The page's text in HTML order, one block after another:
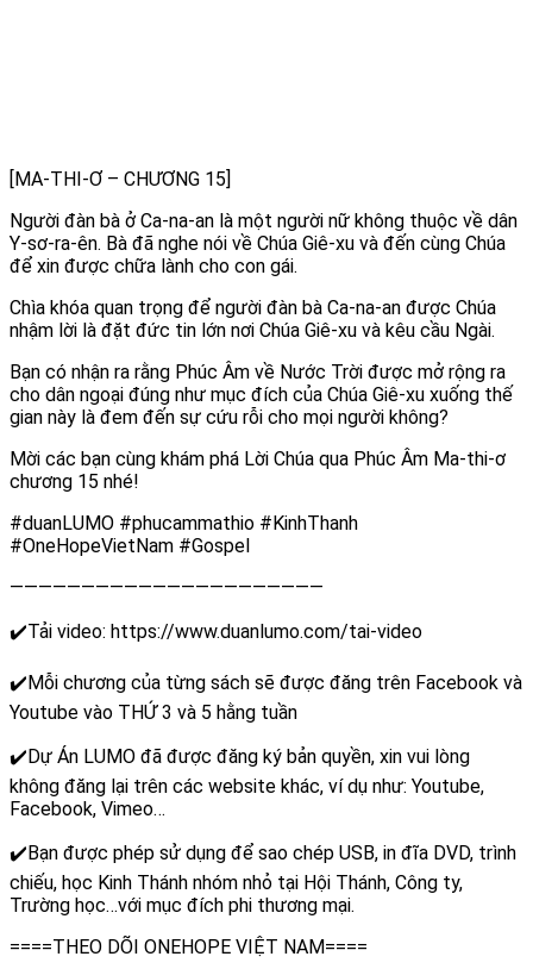
[MA-THI-Ơ – CHƯƠNG 15]
Người đàn bà ở Ca-na-an là một người nữ không thuộc về dân
Y-sơ-ra-ên. Bà đã nghe nói về Chúa Giê-xu và đến cùng Chúa
để xin được chữa lành cho con gái.
Chìa khóa quan trọng để người đàn bà Ca-na-an được Chúa
nhậm lời là đặt đức tin lớn nơi Chúa Giê-xu và kêu cầu Ngài.
Bạn có nhận ra rằng Phúc Âm về Nước Trời được mở rộng ra
cho dân ngoại đúng như mục đích của Chúa Giê-xu xuống thế
gian này là đem đến sự cứu rỗi cho mọi người không?
Mời các bạn cùng khám phá Lời Chúa qua Phúc Âm Ma-thi-ơ
chương 15 nhé!
#duanLUMO #phucammathio #KinhThanh
#OneHopeVietNam #Gospel
——————————————————————
✔️Tải video: https://www.duanlumo.com/tai-video
✔️Mỗi chương của từng sách sẽ được đăng trên Facebook và
Youtube vào THỨ 3 và 5 hằng tuần
✔️Dự Án LUMO đã được đăng ký bản quyền, xin vui lòng
không đăng lại trên các website khác, ví dụ như: Youtube,
Facebook, Vimeo…
✔️Bạn được phép sử dụng để sao chép USB, in đĩa DVD, trình
chiếu, học Kinh Thánh nhóm nhỏ tại Hội Thánh, Công ty,
Trường học…với mục đích phi thương mại.
====THEO DÕI ONEHOPE VIỆT NAM====